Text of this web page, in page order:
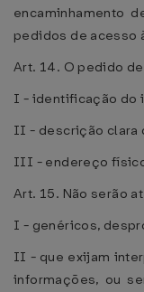
encaminhamento
pedidos de acesso
Art. 14. O pedido
I - identificação do
II - descrição clara
III - endereço
Art. 15. Não serão
I - genéricos,
II - que exijam
informações, ou